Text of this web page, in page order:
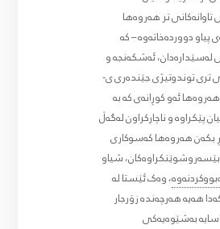
تاوانەکانی تر هەروەها
پیاو دووردەخاتەوە – کە
لەسێدارەدان، ئەشکەنجە و
تری توندوتیژی جێندەری ی-
هەروەها ئەو کوڕانەی کە بە
پێکراوە و ناچارکراون لەگەڵ
هەروەها کەسوکاری
شیاو
، وەک ئێستا لە
هەیە هەرچەندە زۆرجار
بەشێوەیەکی